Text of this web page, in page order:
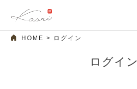
HOME ログイン
ログイン